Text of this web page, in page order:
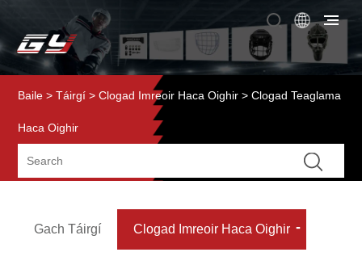
Baile > Táirgí >Clogad Imreoir Haca Oighir > Clogad Teaglama
Haca Oighir
Gach Táirgí Clogad Imreoir Haca Oighir